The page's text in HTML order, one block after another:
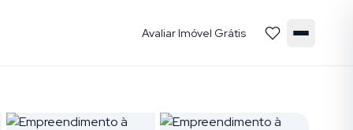
Avaliar Imóvel Grátis